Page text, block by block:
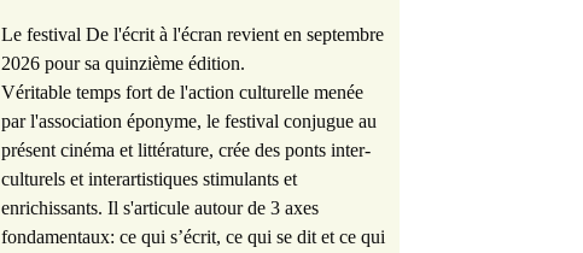
Le festival De l'écrit à l'écran revient en septembre
2026 pour sa quinzième édition.
Véritable temps fort de l'action culturelle menée
par l'association éponyme, le festival conjugue au
présent cinéma et littérature, crée des ponts inter-
culturels et interartistiques stimulants et
enrichissants. Il s'articule autour de 3 axes
fondamentaux: ce qui s’écrit, ce qui se dit et ce qui